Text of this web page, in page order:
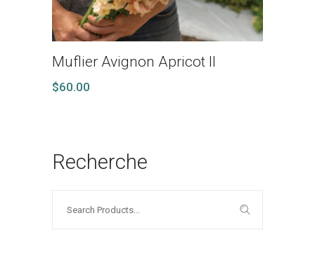
Muflier Avignon Apricot II
$60.00
Recherche